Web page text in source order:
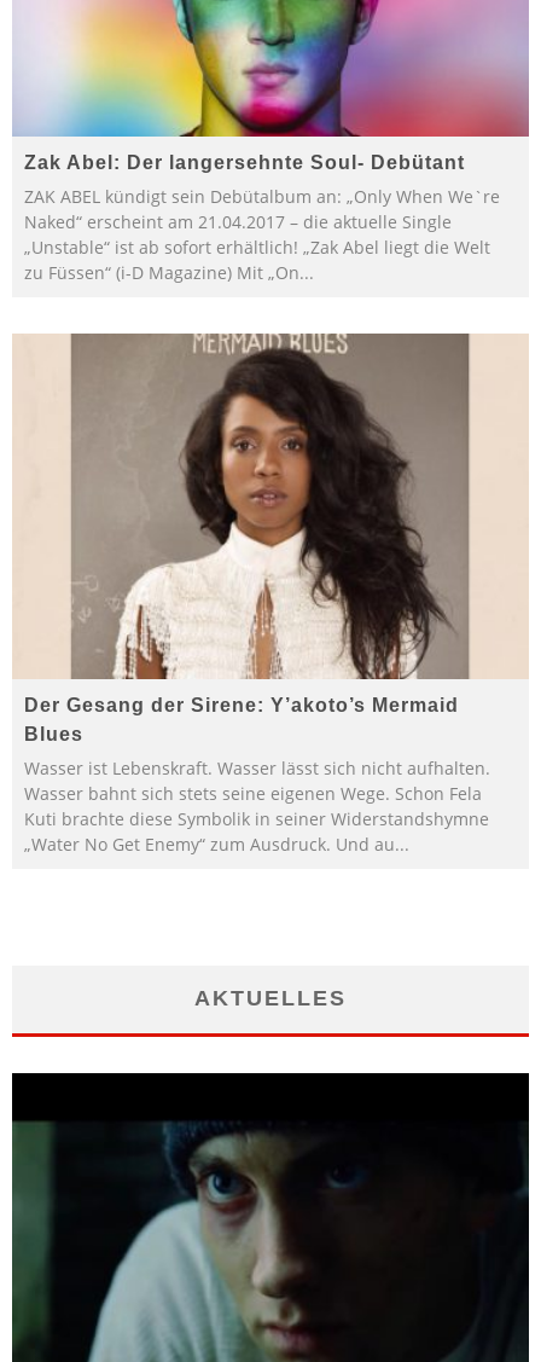
Zak Abel: Der langersehnte Soul- Debütant
ZAK ABEL kündigt sein Debütalbum an: „Only When We`re
Naked“ erscheint am 21.04.2017 – die aktuelle Single
„Unstable“ ist ab sofort erhältlich! „Zak Abel liegt die Welt
zu Füssen“ (i-D Magazine) Mit „On...
Der Gesang der Sirene: Y’akoto’s Mermaid
Blues
Wasser ist Lebenskraft. Wasser lässt sich nicht aufhalten.
Wasser bahnt sich stets seine eigenen Wege. Schon Fela
Kuti brachte diese Symbolik in seiner Widerstandshymne
„Water No Get Enemy“ zum Ausdruck. Und au...
AKTUELLES